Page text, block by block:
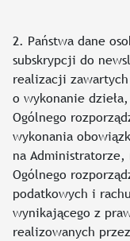
2. Państwa dane
subskrypcji do
realizacji
o wykonanie
Ogólnego
wykonania
na
Ogólnego
podatkowych i
wynikającego z
realizowanych